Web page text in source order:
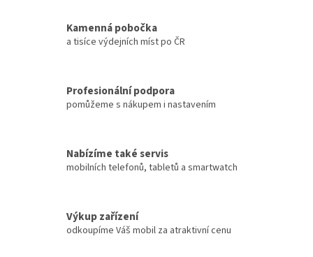
Kamenná pobočka
a tisíce výdejních míst po ČR
Profesionální podpora
pomůžeme s nákupem i nastavením
Nabízíme také servis
mobilních telefonů, tabletů a smartwatch
Výkup zařízení
odkoupíme Váš mobil za atraktivní cenu